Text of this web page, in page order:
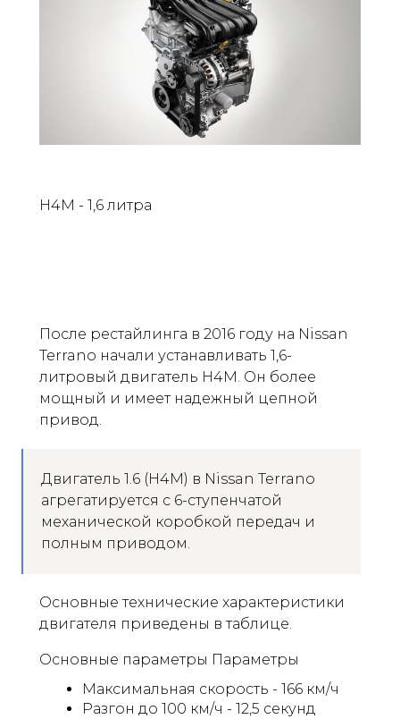
H4M - 1,6 литра
После рестайлинга в 2016 году на Nissan
Terrano начали устанавливать 1,6-
литровый двигатель H4M. Он более
мощный и имеет надежный цепной
привод.
Двигатель 1.6 (H4M) в Nissan Terrano
агрегатируется с 6-ступенчатой
механической коробкой передач и
полным приводом.
Основные технические характеристики
двигателя приведены в таблице.
Основные параметры Параметры
Максимальная скорость - 166 км/ч
Разгон до 100 км/ч - 12,5 секунд